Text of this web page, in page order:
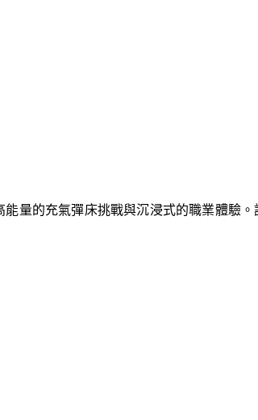
量的充氣彈床挑戰與沉浸式的職業體驗